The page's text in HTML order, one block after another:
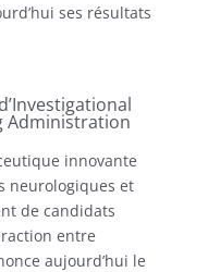
ses résultats
Administration
innovante
neurologiques et
de candidats
entre
aujourd’hui le